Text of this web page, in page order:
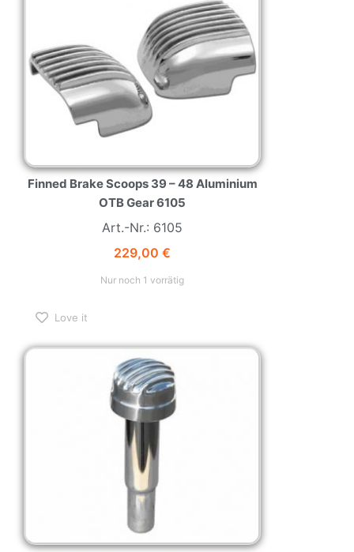
Finned Brake Scoops 39 – 48 Aluminium
OTB Gear 6105
Art.-Nr.: 6105
229,00 €
Nur noch 1 vorrätig
Love it